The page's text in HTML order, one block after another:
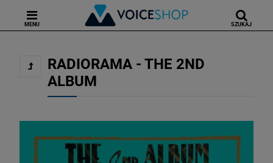
MENU SZUKAJ
RADIORAMA - THE 2ND
ALBUM